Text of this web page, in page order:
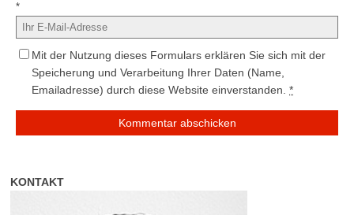
*
Mit der Nutzung dieses Formulars erklären Sie sich mit der
Speicherung und Verarbeitung Ihrer Daten (Name,
Emailadresse) durch diese Website einverstanden. *
KONTAKT